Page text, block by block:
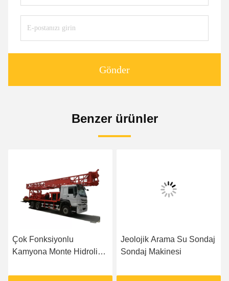
Gönder
Benzer ürünler
Çok Fonksiyonlu
Kamyona Monte Hidrolik
Jeolojik Arama Su Sondaj
Sondaj Makinesi